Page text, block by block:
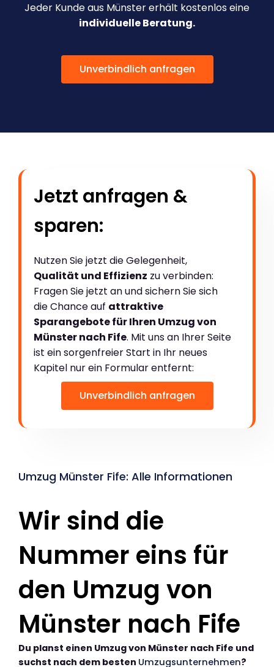
Jeder Kunde aus Münster erhält kostenlos eine
individuelle Beratung.
Unverbindlich anfragen
Jetzt anfragen &
sparen:
Nutzen Sie jetzt die Gelegenheit,
Qualität und Effizienz zu verbinden:
Fragen Sie jetzt an und sichern Sie sich
die Chance auf attraktive
Sparangebote für Ihren Umzug von
Münster nach Fife. Mit uns an Ihrer Seite
ist ein sorgenfreier Start in Ihr neues
Kapitel nur ein Formular entfernt:
Unverbindlich anfragen
Umzug Münster Fife: Alle Informationen
Wir sind die
Nummer eins für
den Umzug von
Münster nach Fife
Du planst einen Umzug von Münster nach Fife und
suchst nach dem besten Umzugsunternehmen?